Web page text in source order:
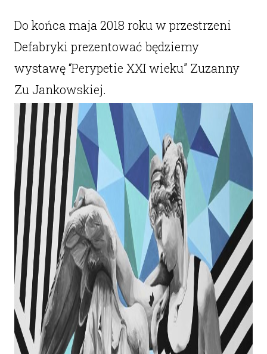
Do końca maja 2018 roku w przestrzeni
Defabryki prezentować będziemy
wystawę “Perypetie XXI wieku” Zuzanny
Zu Jankowskiej.